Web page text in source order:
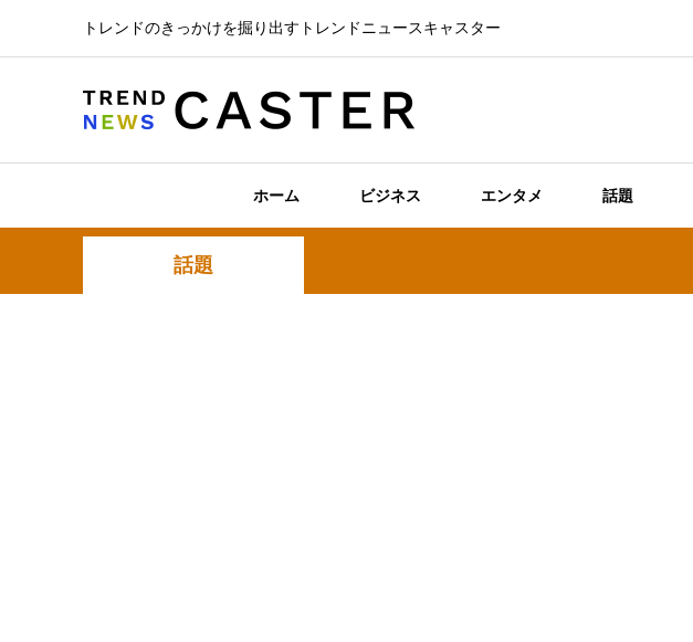
トレンドのきっかけを掘り出すトレンドニュースキャスター
ホーム ビジネス エンタメ 話題
話題